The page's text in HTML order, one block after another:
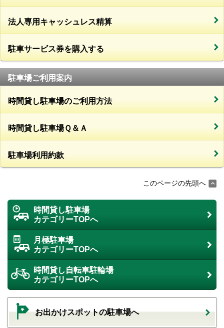
法人専用キャッシュレス精算
駐車サービス券を購入する
駐車場ご利用案内
時間貸し駐車場のご利用方法
時間貸し駐車場Ｑ＆Ａ
駐車場利用約款
このページの先頭へ
時間貸し駐車場
カテゴリーTOPへ
月極駐車場
カテゴリーTOPへ
時間貸し自転車駐輪場
カテゴリーTOPへ
お出かけスポットの駐車場へ